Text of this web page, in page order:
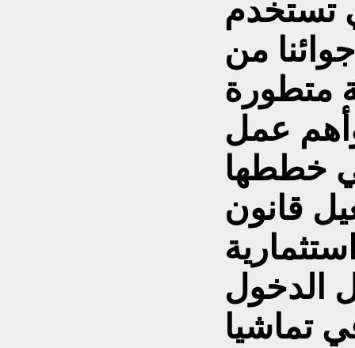
تستخدم
من
متطورة
عمل
خططها
قانون
الدخول
تماشيا